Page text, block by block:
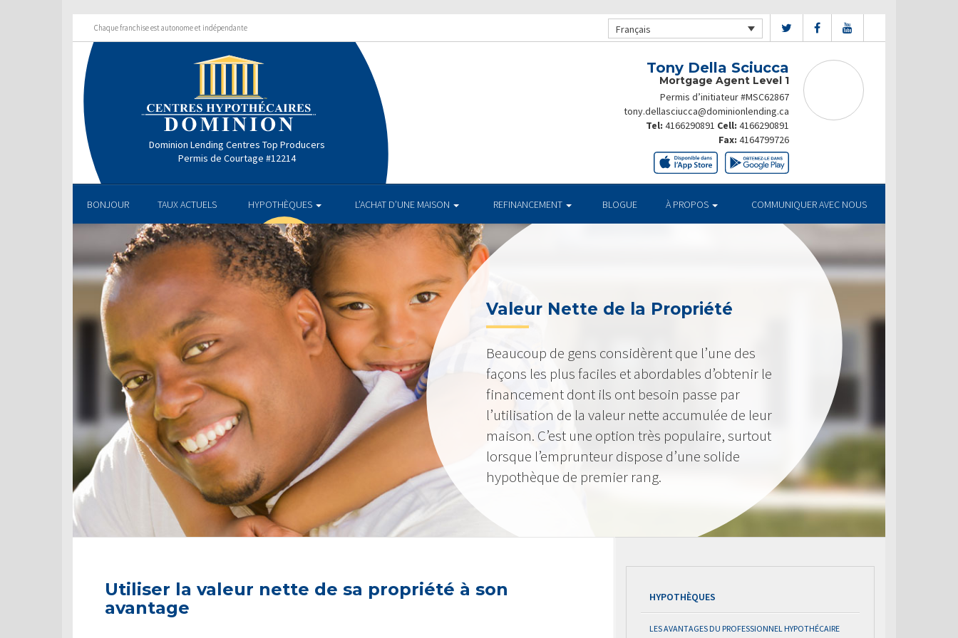
Chaque franchise est autonome et indépendante Français
Dominion Lending Centres Top Producers
Permis de Courtage #12214
Tony Della Sciucca
Mortgage Agent Level 1
Permis d’initiateur #MSC62867
tony.dellasciucca@dominionlending.ca
Tel: 4166290891 Cell: 4166290891
Fax: 4164799726
BONJOUR TAUX ACTUELS HYPOTHÈQUES L’ACHAT D’UNE MAISON REFINANCEMENT BLOGUE À PROPOS COMMUNIQUER AVEC NOUS
Valeur Nette de la Propriété
Beaucoup de gens considèrent que l’une des
façons les plus faciles et abordables d’obtenir le
financement dont ils ont besoin passe par
l’utilisation de la valeur nette accumulée de leur
maison. C’est une option très populaire, surtout
lorsque l’emprunteur dispose d’une solide
hypothèque de premier rang.
Utiliser la valeur nette de sa propriété à son
avantage
HYPOTHÈQUES
LES AVANTAGES DU PROFESSIONNEL HYPOTHÉCAIRE